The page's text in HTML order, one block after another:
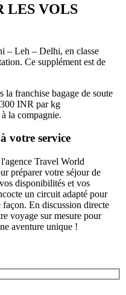
LES VOLS
– Leh – Delhi, en classe
Ce supplément est de
franchise bagage de soute
INR par kg
la compagnie.
votre service
Travel World
préparer votre séjour de
disponibilités et vos
un circuit adapté pour
En discussion directe
voyage sur mesure pour
aventure unique !